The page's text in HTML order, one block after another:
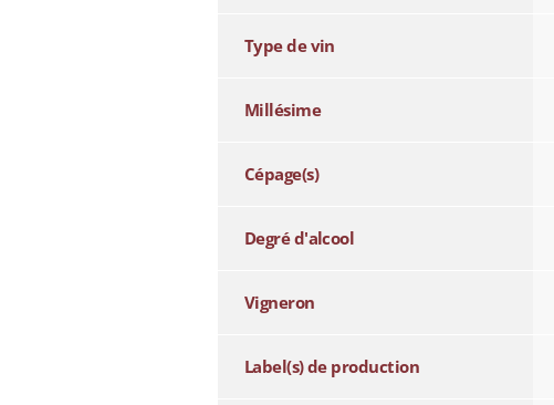
Type de vin
Millésime
Cépage(s)
Degré d'alcool
Vigneron
Label(s) de production